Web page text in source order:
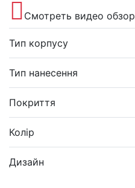
Смотреть видео обзор
Тип корпусу
Тип нанесення
Покриття
Колір
Дизайн